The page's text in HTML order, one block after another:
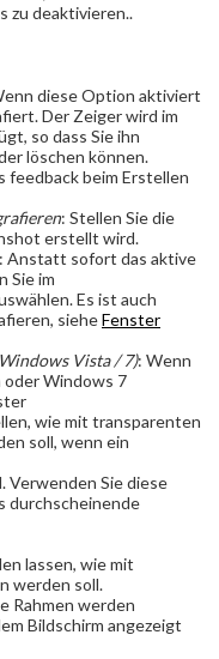
zu deaktivieren..
diese Option aktiviert
Der Zeiger wird im
so dass Sie ihn
löschen können.
feedback beim Erstellen
: Stellen Sie die
erstellt wird.
: Anstatt sofort das aktive
Sie im
Es ist auch
sieheFenster
Vista / 7): Wenn
Windows 7
wie mit transparenten
soll, wenn ein
Verwenden Sie diese
durchscheinende
lassen, wie mit
werden soll.
Rahmen werden
Bildschirm angezeigt